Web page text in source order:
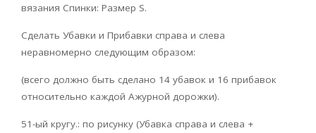
вязания Спинки: Размер S.
Сделать Убавки и Прибавки справа и слева
неравномерно следующим образом:
(всего должно быть сделано 14 убавок и 16 прибавок
относительно каждой Ажурной дорожки).
51-ый кругу.: по рисунку (Убавка справа и слева +